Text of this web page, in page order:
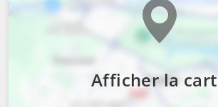
Afficher la